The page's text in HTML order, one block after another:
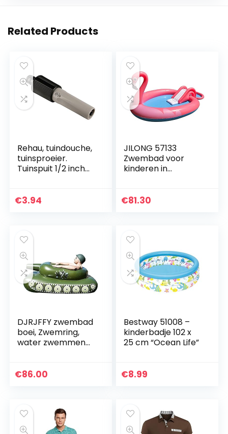
Related Products
Rehau, tuindouche,
tuinsproeier.
Tuinspuit 1/2 inch
€3.94
JILONG 57133
Zwembad voor
kinderen in
en comfortabel,
€81.30
DJRJFFY zwembad
boei, Zwemring,
water zwemmen
zwembad spray,
€86.00
Bestway 51008 –
kinderbadje 102 x
25 cm “Ocean Life”
€8.99